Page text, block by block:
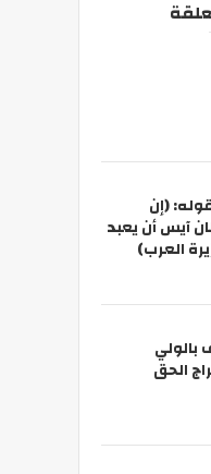
(إن
آيس أن يعبد
العرب)
بالولي
الحق